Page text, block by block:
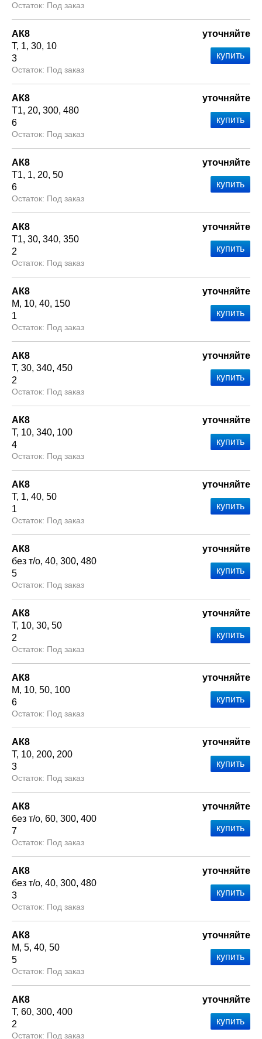
Под заказ
АК8
Т 1 30 10
3
Под заказ
уточняйте
АК8
Т1 20 300 480
6
Под заказ
уточняйте
АК8
Т1 1 20 50
6
Под заказ
уточняйте
АК8
Т1 30 340 350
2
Под заказ
уточняйте
АК8
М
10 40 150
1
Под заказ
уточняйте
АК8
Т 30 340 450
2
Под заказ
уточняйте
АК8
Т 10 340 100
4
Под заказ
уточняйте
АК8
Т 1 40 50
1
Под заказ
уточняйте
АК8
без т/о 40 300 480
5
Под заказ
уточняйте
АК8
Т 10 30 50
2
Под заказ
уточняйте
АК8
М
10 50 100
6
Под заказ
уточняйте
АК8
Т 10 200 200
3
Под заказ
уточняйте
АК8
без т/о 60 300 400
7
Под заказ
уточняйте
АК8
без т/о 40 300 480
3
Под заказ
уточняйте
АК8
М 5 40 50
5
Под заказ
уточняйте
АК8
Т 60 300 400
2
Под заказ
уточняйте